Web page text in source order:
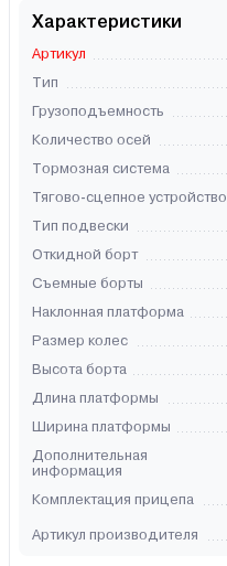
Характеристики
Артикул
Тип
Грузоподъемность
Количество осей
Тормозная система
Тягово-сцепное устройство
Тип подвески
Откидной борт
Съемные борты
Наклонная платформа
Размер колес
Высота борта
Длина платформы
Ширина платформы
Дополнительная
информация
Комплектация прицепа
Артикул производителя